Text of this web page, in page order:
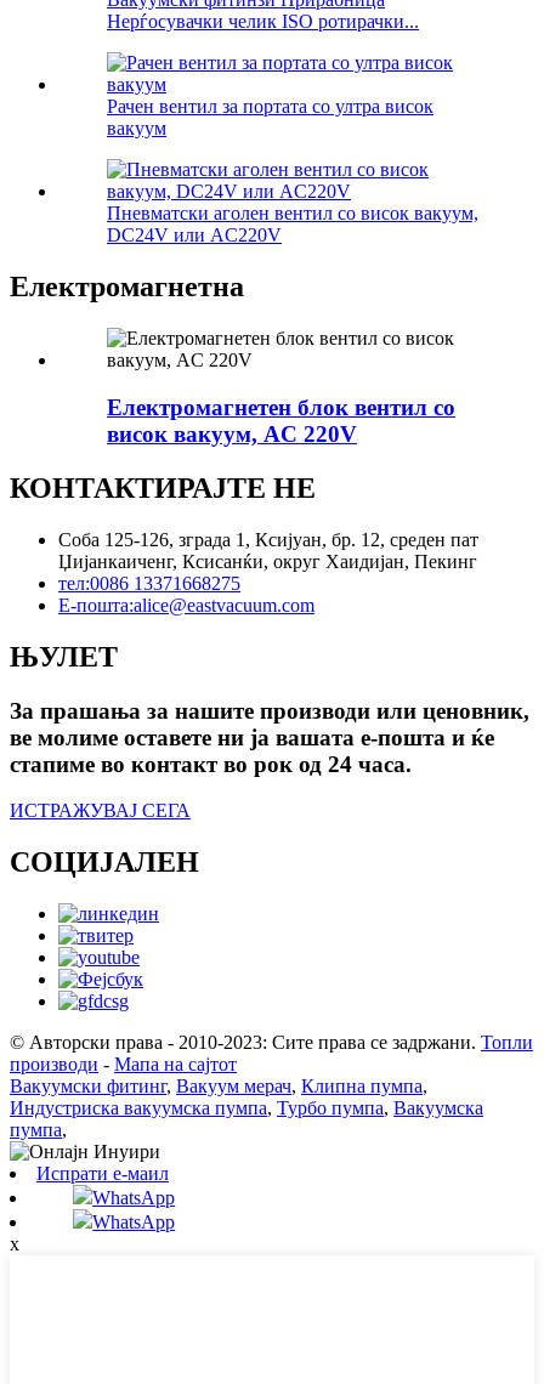
Нерѓосувачки челик ISO ротирачки...
Рачен вентил за портата со ултра висок
вакуум
Пневматски аголен вентил со висок вакуум,
DC24V или AC220V
Електромагнетна
Електромагнетен блок вентил со
висок вакуум, AC 220V
КОНТАКТИРАЈТЕ НЕ
Соба 125-126, зграда 1, Ксијуан, бр. 12, среден пат
Џијанкаиченг, Ксисанќи, округ Хаидијан, Пекинг
тел:0086 13371668275
Е-пошта:alice@eastvacuum.com
ЊУЛЕТ
За прашања за нашите производи или ценовник,
ве молиме оставете ни ја вашата е-пошта и ќе
стапиме во контакт во рок од 24 часа.
ИСТРАЖУВАЈ СЕГА
СОЦИЈАЛЕН
© Авторски права - 2010-2023: Сите права се задржани. Топли
производи - Мапа на сајтот
Вакуумски фитинг, Вакуум мерач, Клипна пумпа,
Индустриска вакуумска пумпа, Турбо пумпа, Вакуумска
пумпа,
Испрати е-маил
WhatsApp
WhatsApp
x